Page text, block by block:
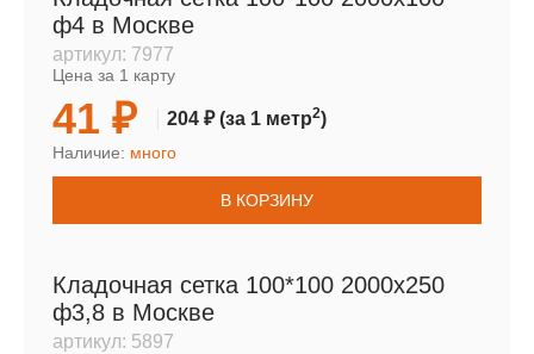
ф4 в Москве
артикул: 7977
Цена за 1 карту
41 ₽ 204 ₽(за 1 метр2)
Наличие: много
В КОРЗИНУ
Кладочная сетка 100*100 2000х250
ф3,8 в Москве
артикул: 5897